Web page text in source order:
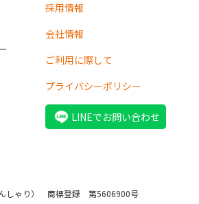
採用情報
会社情報
ご利用に際して
プライバシーポリシー
LINEでお問い合わせ
しゃり） 商標登録 第5606900号